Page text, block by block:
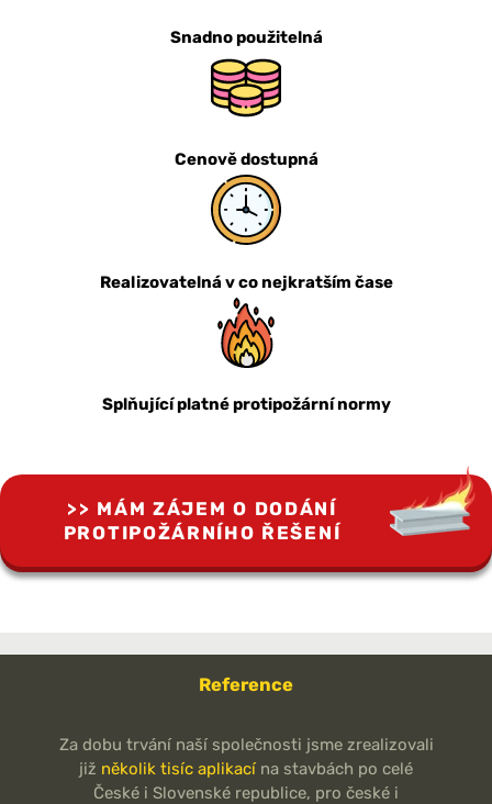
Snadno použitelná
Cenově dostupná
Realizovatelná v co nejkratším čase
Splňující platné protipožární normy
MÁM ZÁJEM O DODÁNÍ
PROTIPOŽÁRNÍHO ŘEŠENÍ
Reference
Za dobu trvání naší společnosti jsme zrealizovali
již několik tisíc aplikací na stavbách po celé
České i Slovenské republice, pro české i